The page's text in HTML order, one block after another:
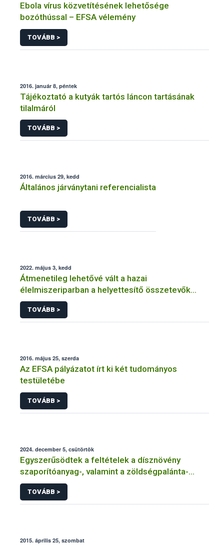
Ebola vírus közvetítésének lehetősége
bozóthússal – EFSA vélemény
TOVÁBB >
2016. január 8, péntek
Tájékoztató a kutyák tartós láncon tartásának
tilalmáról
TOVÁBB >
2016. március 29, kedd
Általános járványtani referencialista
TOVÁBB >
2022. május 3, kedd
Átmenetileg lehetővé vált a hazai
élelmiszeriparban a helyettesítő összetevők
felhasználásakor a jelölési szabályoktól való
eltérés
TOVÁBB >
2016. május 25, szerda
Az EFSA pályázatot írt ki két tudományos
testületébe
TOVÁBB >
2024. december 5, csütörtök
Egyszerűsödtek a feltételek a dísznövény
szaporítóanyag-, valamint a zöldségpalánta-
előállítók és -forgalmazók tevékenységének
bejelentése és engedélyezése kapcsán
TOVÁBB >
2015. április 25, szombat